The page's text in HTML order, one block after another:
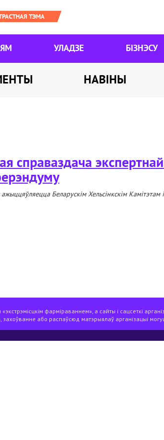
УЛАДЗЕ БІЗНЭСУ
НАВІНЫ
справаздача
Беларускім Хельсінкскім
справаздача экспертнай місіі па ацэнцы
фарміраваннем», а сайты і сацсеткі
або распаўсюд матэрыялаў арганізацыі